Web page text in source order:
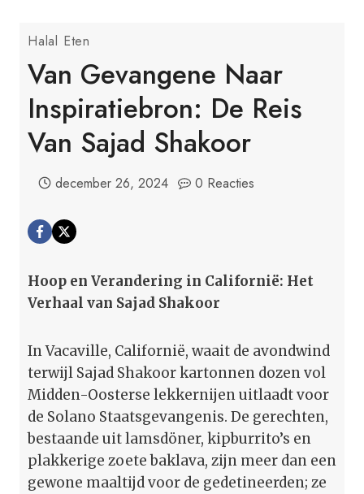
Halal Eten
Van Gevangene Naar
Inspiratiebron: De Reis
Van Sajad Shakoor
december 26, 2024 0 Reacties
Hoop en Verandering in Californië: Het
Verhaal van Sajad Shakoor
In Vacaville, Californië, waait de avondwind
terwijl Sajad Shakoor kartonnen dozen vol
Midden-Oosterse lekkernijen uitlaadt voor
de Solano Staatsgevangenis. De gerechten,
bestaande uit lamsdöner, kipburrito’s en
plakkerige zoete baklava, zijn meer dan een
gewone maaltijd voor de gedetineerden; ze